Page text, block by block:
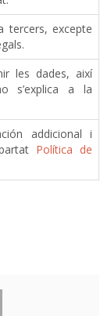
tercers, excepte
les dades, així
s’explica a la
addicional i
Política de